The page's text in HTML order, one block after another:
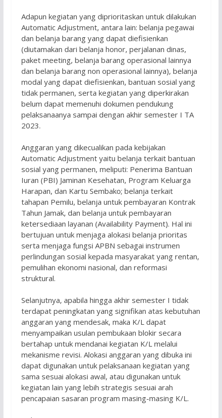
Adapun kegiatan yang diprioritaskan untuk dilakukan
Automatic Adjustment, antara lain: belanja pegawai
dan belanja barang yang dapat diefisienkan
(diutamakan dari belanja honor, perjalanan dinas,
paket meeting, belanja barang operasional lainnya
dan belanja barang non operasional lainnya), belanja
modal yang dapat diefisienkan, bantuan sosial yang
tidak permanen, serta kegiatan yang diperkirakan
belum dapat memenuhi dokumen pendukung
pelaksanaanya sampai dengan akhir semester I TA
2023.
Anggaran yang dikecualikan pada kebijakan
Automatic Adjustment yaitu belanja terkait bantuan
sosial yang permanen, meliputi: Penerima Bantuan
Iuran (PBI) Jaminan Kesehatan, Program Keluarga
Harapan, dan Kartu Sembako; belanja terkait
tahapan Pemilu, belanja untuk pembayaran Kontrak
Tahun Jamak, dan belanja untuk pembayaran
ketersediaan layanan (Availability Payment). Hal ini
bertujuan untuk menjaga alokasi belanja prioritas
serta menjaga fungsi APBN sebagai instrumen
perlindungan sosial kepada masyarakat yang rentan,
pemulihan ekonomi nasional, dan reformasi
struktural.
Selanjutnya, apabila hingga akhir semester I tidak
terdapat peningkatan yang signifikan atas kebutuhan
anggaran yang mendesak, maka K/L dapat
menyampaikan usulan pembukaan blokir secara
bertahap untuk mendanai kegiatan K/L melalui
mekanisme revisi. Alokasi anggaran yang dibuka ini
dapat digunakan untuk pelaksanaan kegiatan yang
sama sesuai alokasi awal, atau digunakan untuk
kegiatan lain yang lebih strategis sesuai arah
pencapaian sasaran program masing-masing K/L.